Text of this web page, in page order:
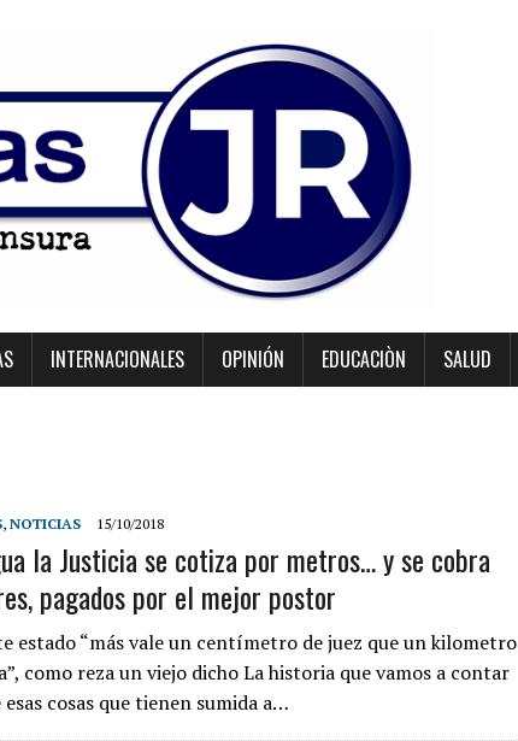
INTERNACIONALES OPINIÓN EDUCACIÒN SALUD
, NOTICIAS 15/10/2018
la Justicia se cotiza por metros… y se cobra
pagados por el mejor postor
estado “más vale un centímetro de juez que un kilometro
como reza un viejo dicho La historia que vamos a contar
esas cosas que tienen sumida a…